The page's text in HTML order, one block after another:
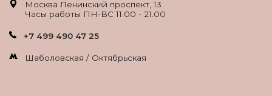
Москва Ленинский проспект, 13
Часы работы ПН-ВС 11.00 - 21.00
+7 499 490 47 25
Шаболовская / Октябрьская